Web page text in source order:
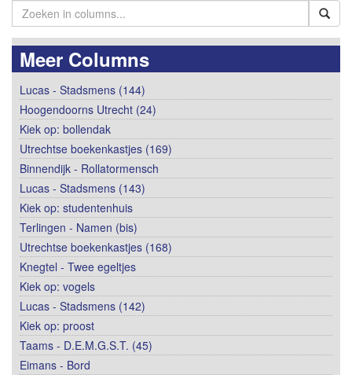
Meer Columns
Lucas - Stadsmens (144)
Hoogendoorns Utrecht (24)
Kiek op: bollendak
Utrechtse boekenkastjes (169)
Binnendijk - Rollatormensch
Lucas - Stadsmens (143)
Kiek op: studentenhuis
Terlingen - Namen (bis)
Utrechtse boekenkastjes (168)
Knegtel - Twee egeltjes
Kiek op: vogels
Lucas - Stadsmens (142)
Kiek op: proost
Taams - D.E.M.G.S.T. (45)
Eimans - Bord